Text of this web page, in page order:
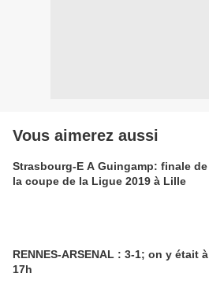
Vous aimerez aussi
Strasbourg-E A Guingamp: finale de
la coupe de la Ligue 2019 à Lille
RENNES-ARSENAL : 3-1; on y était à
17h